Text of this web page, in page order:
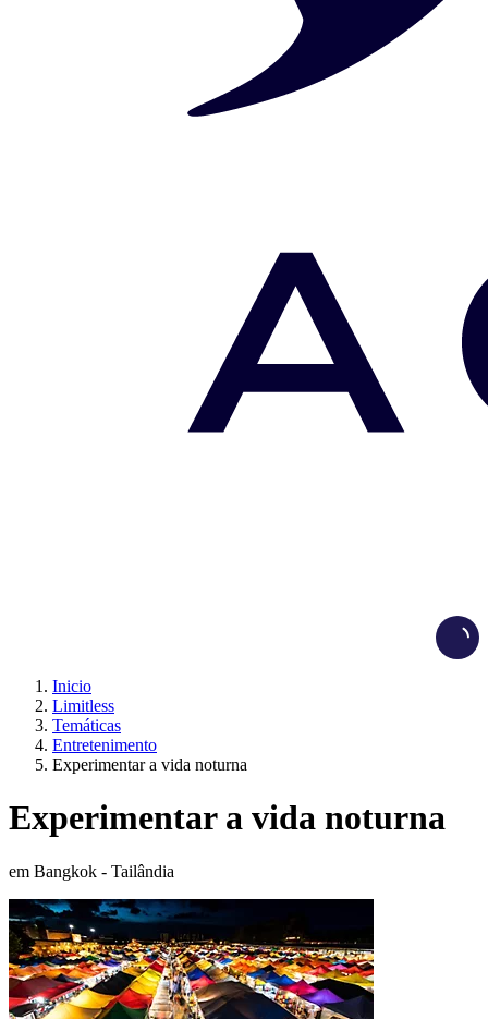
Inicio
Limitless
Temáticas
Entretenimento
Experimentar a vida noturna
Experimentar a vida noturna
em Bangkok - Tailândia